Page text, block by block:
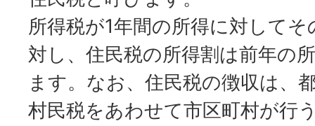
所得税が1年間の所得に対して
対し、住民税の所得割は前年の
ます。なお、住民税の徴収は、
村民税をあわせて市区町村が行